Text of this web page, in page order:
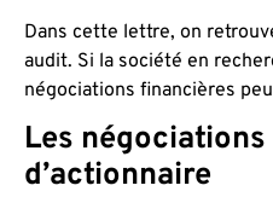
Dans cette lettre, on
audit. Si la société en
négociations financières
Les
d’actionnaire